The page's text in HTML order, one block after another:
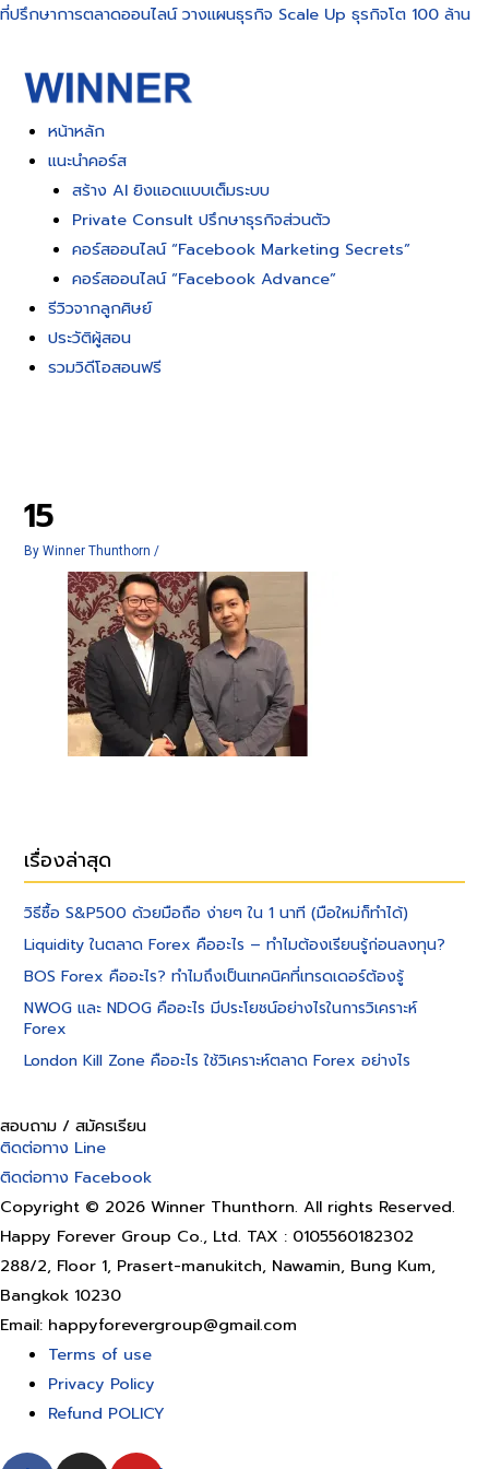
Skip
content
ที่ปรึกษาการตลาดออนไลน์ วางแผนธุรกิจ Scale Up ธุรกิจโต 100 ล้าน
หน้าหลัก
แนะนำคอร์ส
สร้าง AI ยิงแอดแบบเต็มระบบ
Private Consult ปรึกษาธุรกิจส่วนตัว
คอร์สออนไลน์ “Facebook Marketing Secrets”
คอร์สออนไลน์ “Facebook Advance”
รีวิวจากลูกศิษย์
ประวัติผู้สอน
รวมวิดีโอสอนฟรี
15
ByWinner Thunthorn /
เรื่องล่าสุด
วิธีซื้อ S&P500 ด้วยมือถือ ง่ายๆ ใน 1 นาที (มือใหม่ก็ทำได้)
Liquidity ในตลาด Forex คืออะไร – ทำไมต้องเรียนรู้ก่อนลงทุน?
BOS Forex คืออะไร? ทำไมถึงเป็นเทคนิคที่เทรดเดอร์ต้องรู้
NWOG และ NDOG คืออะไร มีประโยชน์อย่างไรในการวิเคราะห์
Forex
London Kill Zone คืออะไร ใช้วิเคราะห์ตลาด Forex อย่างไร
สอบถาม / สมัครเรียน
ติดต่อทาง Line
ติดต่อทาง Facebook
Copyright © 2026 Winner Thunthorn. All rights Reserved.
Happy Forever Group Co., Ltd. TAX : 0105560182302
288/2, Floor 1, Prasert-manukitch, Nawamin, Bung Kum,
Bangkok 10230
Email: happyforevergroup@gmail.com
Terms of use
Privacy Policy
Refund POLICY